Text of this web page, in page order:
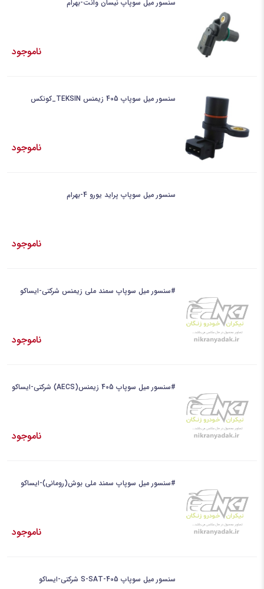
سنسور میل سوپاپ نیسان وانت-بهرام
ناموجود
سنسور میل سوپاپ 405 زیمنس TEKSIN_کونکس
ناموجود
سنسور میل سوپاپ پراید یورو 4-بهرام
ناموجود
#سنسور میل سوپاپ سمند ملی زیمنس شرکتی-ایساکو
ناموجود
#سنسور میل سوپاپ 405 زیمنس(AECS) شرکتی-ایساکو
ناموجود
#سنسور میل سوپاپ سمند ملی بوش(رومانی)-ایساکو
ناموجود
سنسور میل سوپاپ 405-S-SAT شرکتی-ایساکو